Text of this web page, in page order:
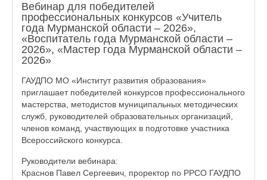
Вебинар для победителей
профессиональных конкурсов «Учитель
года Мурманской области – 2026»,
«Воспитатель года Мурманской области –
2026», «Мастер года Мурманской области –
2026»
ГАУДПО МО «Институт развития образования»
приглашает победителей конкурсов профессионального
мастерства, методистов муниципальных методических
служб, руководителей образовательных организаций,
членов команд, участвующих в подготовке участника
Всероссийского конкурса.
Руководители вебинара:
Краснов Павел Сергеевич, проректор по РРСО ГАУДПО